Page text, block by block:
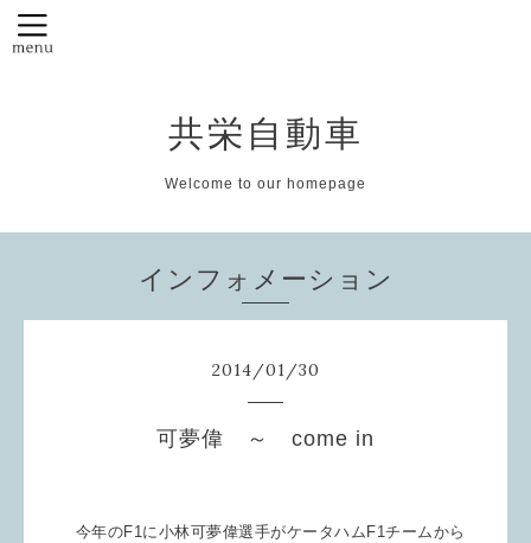
共栄自動車
Welcome to our homepage
インフォメーション
2014/01/30
可夢偉 ～ come in
今年のF1に小林可夢偉選手がケータハムF1チームから